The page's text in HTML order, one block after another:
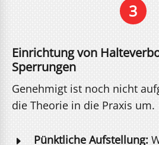
3
Einrichtung von
Sperrungen
Genehmigt ist noch nicht
die Theorie in die Praxis um.
E Pünktliche Aufstellung: